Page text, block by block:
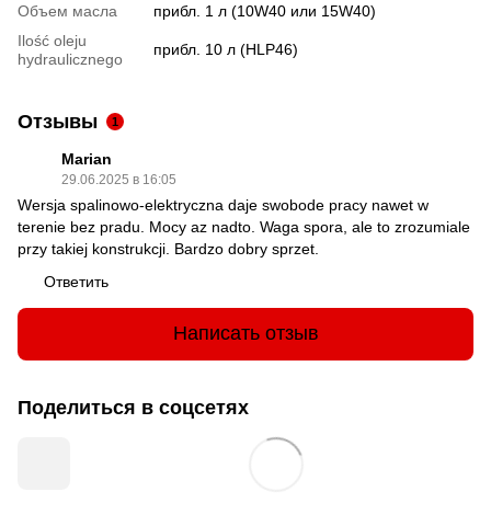
Объем масла
прибл. 1 л (10W40 или 15W40)
Ilość oleju
hydraulicznego
прибл. 10 л (HLP46)
Отзывы 1
Marian
29.06.2025 в 16:05
Wersja spalinowo-elektryczna daje swobode pracy nawet w
terenie bez pradu. Mocy az nadto. Waga spora, ale to zrozumiale
przy takiej konstrukcji. Bardzo dobry sprzet.
Ответить
Написать отзыв
Поделиться в соцсетях